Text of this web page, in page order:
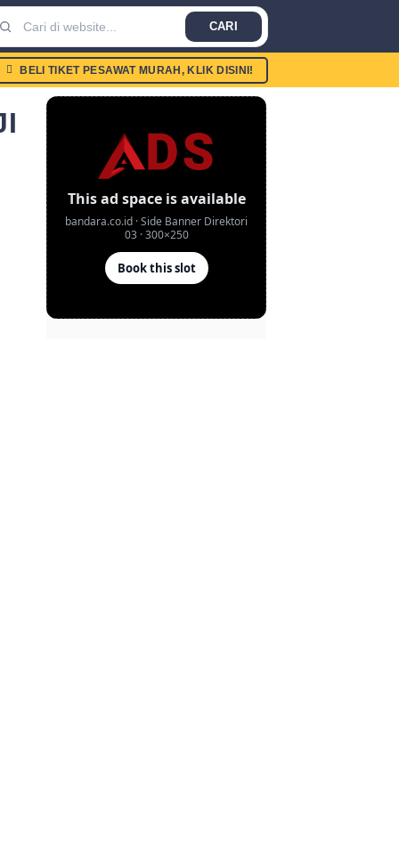
CARI
BELI TIKET PESAWAT MURAH, KLIK DISINI!